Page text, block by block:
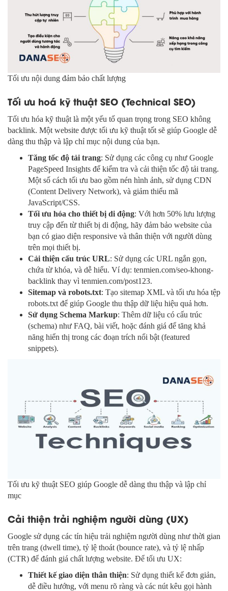
Tối ưu nội dung đảm bảo chất lượng
Tối ưu hoá kỹ thuật SEO (Technical SEO)
Tối ưu hóa kỹ thuật là một yếu tố quan trọng trong SEO không
backlink. Một website được tối ưu kỹ thuật tốt sẽ giúp Google dễ
dàng thu thập và lập chỉ mục nội dung của bạn.
Tăng tốc độ tải trang: Sử dụng các công cụ như Google
PageSpeed Insights để kiểm tra và cải thiện tốc độ tải trang.
Một số cách tối ưu bao gồm nén hình ảnh, sử dụng CDN
(Content Delivery Network), và giảm thiểu mã
JavaScript/CSS.
Tối ưu hóa cho thiết bị di động: Với hơn 50% lưu lượng
truy cập đến từ thiết bị di động, hãy đảm bảo website của
bạn có giao diện responsive và thân thiện với người dùng
trên mọi thiết bị.
Cải thiện cấu trúc URL: Sử dụng các URL ngắn gọn,
chứa từ khóa, và dễ hiểu. Ví dụ: tenmien.com/seo-khong-
backlink thay vì tenmien.com/post123.
Sitemap và robots.txt: Tạo sitemap XML và tối ưu hóa tệp
robots.txt để giúp Google thu thập dữ liệu hiệu quả hơn.
Sử dụng Schema Markup: Thêm dữ liệu có cấu trúc
(schema) như FAQ, bài viết, hoặc đánh giá để tăng khả
năng hiển thị trong các đoạn trích nổi bật (featured
snippets).
Tối ưu kỹ thuật SEO giúp Google dễ dàng thu thập và lập chỉ
mục
Cải thiện trải nghiệm người dùng (UX)
Google sử dụng các tín hiệu trải nghiệm người dùng như thời gian
trên trang (dwell time), tỷ lệ thoát (bounce rate), và tỷ lệ nhấp
(CTR) để đánh giá chất lượng website. Để tối ưu UX:
Thiết kế giao diện thân thiện: Sử dụng thiết kế đơn giản,
dễ điều hướng, với menu rõ ràng và các nút kêu gọi hành